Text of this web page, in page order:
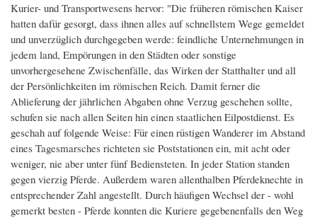
Kurier- und Transportwesens hervor: "Die früheren römischen Kaiser
hatten dafür gesorgt, dass ihnen alles auf schnellstem Wege gemeldet
und unverzüglich durchgegeben werde: feindliche Unternehmungen in
jedem land, Empörungen in den Städten oder sonstige
unvorhergesehene Zwischenfälle, das Wirken der Statthalter und all
der Persönlichkeiten im römischen Reich. Damit ferner die
Ablieferung der jährlichen Abgaben ohne Verzug geschehen sollte,
schufen sie nach allen Seiten hin einen staatlichen Eilpostdienst. Es
geschah auf folgende Weise: Für einen rüstigen Wanderer im Abstand
eines Tagesmarsches richteten sie Poststationen ein, mit acht oder
weniger, nie aber unter fünf Bediensteten. In jeder Station standen
gegen vierzig Pferde. Außerdem waren allenthalben Pferdeknechte in
entsprechender Zahl angestellt. Durch häufigen Wechsel der - wohl
gemerkt besten - Pferde konnten die Kuriere gegebenenfalls den Weg